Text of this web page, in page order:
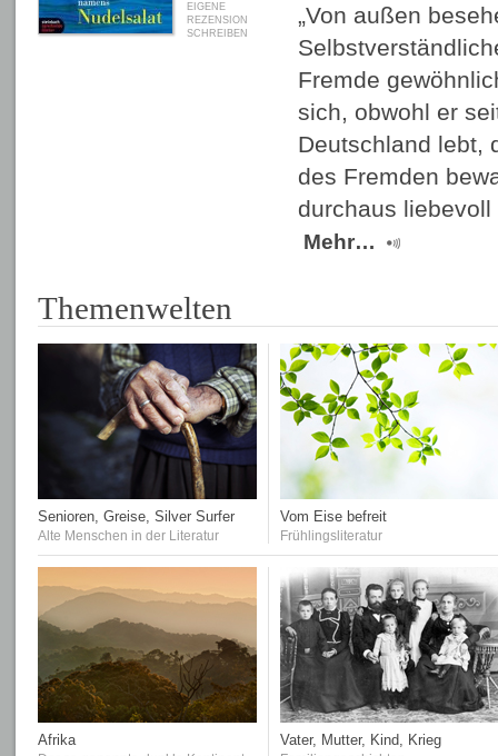
EIGENE
REZENSION
SCHREIBEN
„Von außen
Fremde
sich, obwohl er
Deutschland lebt,
des Fremden
durchaus
Mehr…
Themenwelten
Senioren, Greise, Silver Surfer
Alte Menschen in der Literatur
Vom Eise befreit
Frühlingsliteratur
Afrika Vater, Mutter, Kind, Krieg